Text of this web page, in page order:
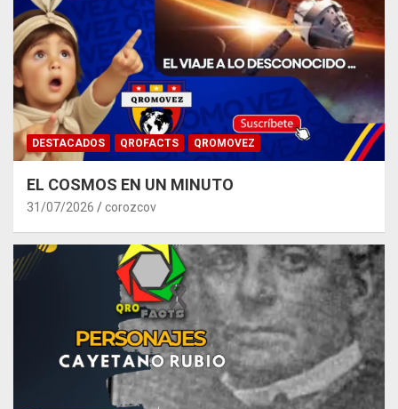
DESTACADOS QROFACTS QROMOVEZ
EL COSMOS EN UN MINUTO
31/07/2026 corozcov